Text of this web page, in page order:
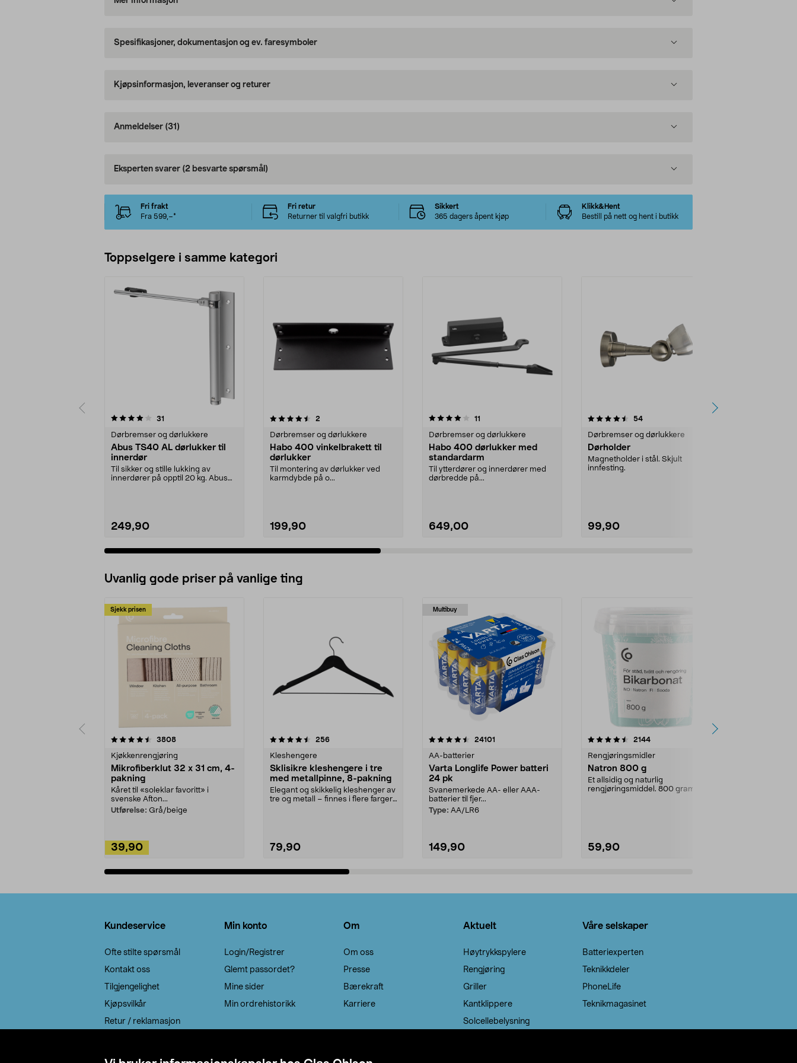
Spesifikasjoner, dokumentasjon og ev. faresymboler
Kjøpsinformasjon, leveranser og returer
Anmeldelser (31)
Eksperten svarer (2 besvarte spørsmål)
Fri frakt
Fra 599,–*
Fri retur
Returner til valgfri butikk
Sikkert
365 dagers åpent kjøp
Klikk&Hent
Bestill på nett og hent i butikk
Toppselgere i samme kategori
31
Dørbremser og dørlukkere
Abus TS40 AL dørlukker til
innerdør
Til sikker og stille lukking av
innerdører på opptil 20 kg. Abus
249,90
4.5 av 5 stjerner 2
Dørbremser og dørlukkere
Habo 400 vinkelbrakett til
dørlukker
Til montering av dørlukker ved
karmdybde på o...
199,90
4.0 av 5 stjerner 11
Dørbremser og dørlukkere
Habo 400 dørlukker med
standardarm
Til ytterdører og innerdører med
dørbredde på...
649,00
4.5 av 5 stjerner 54anmeldelser
Dørbremser og dørlukkere
Dørholder
Magnetholder i stål. Skjult
innfesting.
99,90
4.0 av 5 stjerner
Uvanlig gode priser på vanlige ting
Sjekk prisen
3808anmeldelser
Kjøkkenrengjøring
Mikrofiberklut 32 x 31 cm, 4-
pakning
Kåret til «soleklar favoritt» i
svenske Afton...
Utførelse: Grå/beige
39,90
4.5av 5 stjerner 256anmeldelser
Kleshengere
Sklisikre kleshengere i tre
med metallpinne, 8-pakning
Elegant og skikkelig kleshenger av
tre og metall – finnes i flere farger.
79,90
Multibuy
4.5av 5 stjerner 24101
AA-batterier
Varta Longlife Power batteri
24 pk
Svanemerkede AA- eller AAA-
batterier til fjer...
Type: AA/LR6
149,90
4.5av 5 stjerner 2144anmeldelser
Rengjøringsmidler
Natron 800 g
Et allsidig og naturlig
rengjøringsmiddel. 800 gram
59,90
4.0av 5 stjerner
Kundeservice
Ofte stilte spørsmål
Kontakt oss
Tilgjengelighet
Kjøpsvilkår
Retur / reklamasjon
Min konto
Login/Registrer
Glemt passordet?
Mine sider
Min ordrehistorikk
Om
Om oss
Presse
Bærekraft
Karriere
Aktuelt
Høytrykkspylere
Rengjøring
Griller
Kantklippere
Solcellebelysning
Våre selskaper
Batteriexperten
Teknikkdeler
PhoneLife
Teknikmagasinet